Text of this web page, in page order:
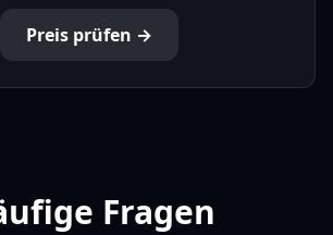
Preis prüfen →
Fragen